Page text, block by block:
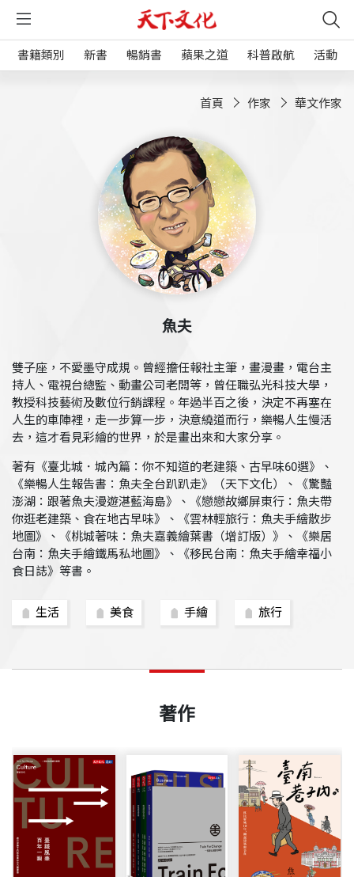
書籍類別 新書 暢銷書 蘋果之道 科普啟航 活動
首頁 作家 華文作家
魚夫
雙子座，不愛墨守成規。曾經擔任報社主筆，畫漫畫，電台主
持人、電視台總監、動畫公司老闆等，曾任職弘光科技大學，
教授科技藝術及數位行銷課程。年過半百之後，決定不再塞在
人生的車陣裡，走一步算一步，決意繞道而行，樂暢人生慢活
去，這才看見彩繪的世界，於是畫出來和大家分享。
著有《臺北城．城內篇：你不知道的老建築、古早味60選》、
《樂暢人生報告書：魚夫全台趴趴走》（天下文化）、《驚豔
澎湖：跟著魚夫漫遊湛藍海島》、《戀戀故鄉屏東行：魚夫帶
你逛老建築、食在地古早味》、《雲林輕旅行：魚夫手繪散步
地圖》、《桃城著味：魚夫嘉義繪葉書（增訂版）》、《樂居
台南：魚夫手繪鐵馬私地圖》、《移民台南：魚夫手繪幸福小
食日誌》等書。
生活 美食 手繪 旅行
著作